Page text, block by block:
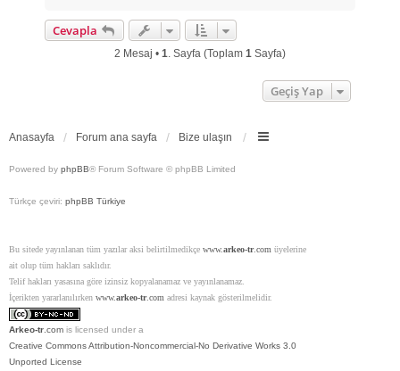
Cevapla
2 Mesaj • 1 . Sayfa (Toplam 1 Sayfa)
Geçiş Yap
Anasayfa Forum ana sayfa Bize ulaşın
Powered by phpBB® Forum Software © phpBB Limited
Türkçe çeviri: phpBB Türkiye
Bu sitede yayınlanan tüm yazılar aksi belirtilmedikçe www.arkeo-tr.com üyelerine
ait olup tüm hakları saklıdır.
Telif hakları yasasına göre izinsiz kopyalanamaz ve yayınlanamaz.
İçerikten yararlanılırken www.arkeo-tr.com adresi kaynak gösterilmelidir.
Arkeo-tr .com is licensed under a
Creative Commons Attribution-Noncommercial-No Derivative Works 3.0
Unported License